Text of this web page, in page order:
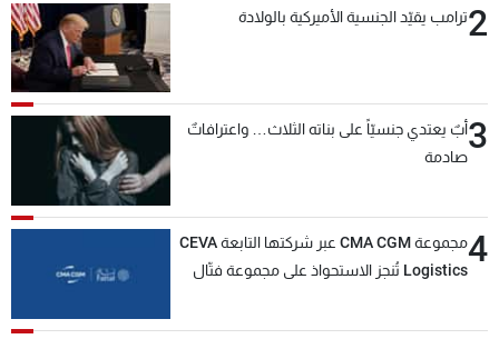
2ترامب يقيّد الجنسية الأميركية بالولادة
3أبٌ يعتدي جنسيّاً على بناته الثلاث… واعترافاتٌ
صادمة
4
مجموعة CMA CGM عبر شركتها التابعة CEVA
Logistics تُنجز الاستحواذ على مجموعة فتّال